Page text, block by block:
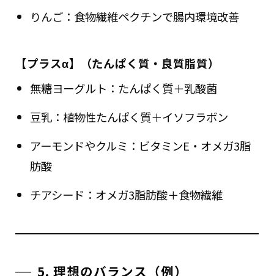
りんご：食物繊維ペクチンで腸内環境改善
【プラスα】（たんぱく質・良質脂質）
無糖ヨーグルト：たんぱく質＋乳酸菌
豆乳：植物性たんぱく質＋イソフラボン
アーモンドやクルミ：ビタミンE・オメガ3脂
肪酸
チアシード：オメガ3脂肪酸＋食物繊維
5. 理想のバランス（例）